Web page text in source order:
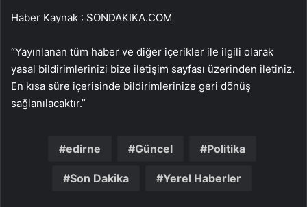
Haber Kaynak : SONDAKIKA.COM
“Yayınlanan tüm haber ve diğer içerikler ile ilgili olarak
yasal bildirimlerinizi bize iletişim sayfası üzerinden iletiniz.
En kısa süre içerisinde bildirimlerinize geri dönüş
sağlanılacaktır.”
edirne Güncel Politika
Son Dakika Yerel Haberler